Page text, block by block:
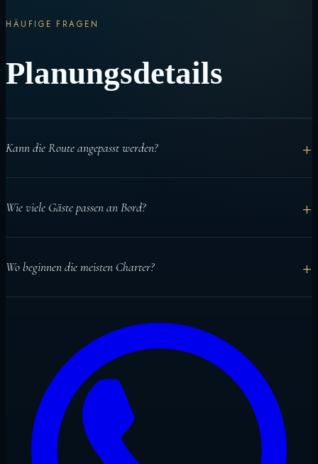
HÄUFIGE FRAGEN
Planungsdetails
Kann die Route angepasst werden? +
Wie viele Gäste passen an Bord? +
Kabinen.
Wo beginnen die meisten Charter? +
geschützten Ankerbucht.